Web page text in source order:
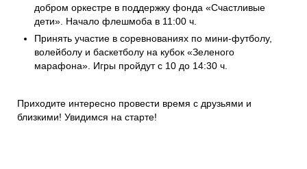
добром оркестре в поддержку фонда «Счастливые
дети». Начало флешмоба в 11:00 ч.
Принять участие в соревнованиях по мини-футболу,
волейболу и баскетболу на кубок «Зеленого
марафона». Игры пройдут с 10 до 14:30 ч.
Приходите интересно провести время с друзьями и
близкими! Увидимся на старте!